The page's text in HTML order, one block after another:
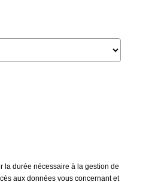
la durée nécessaire à la gestion de
aux données vous concernant et